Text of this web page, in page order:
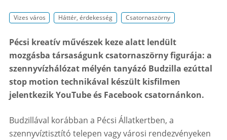
Vizes város Háttér, érdekesség Csatornaszörny
Pécsi kreatív művészek keze alatt lendült
mozgásba társaságunk csatornaszörny figurája: a
szennyvízhálózat mélyén tanyázó Budzilla ezúttal
stop motion technikával készült kisfilmen
jelentkezik YouTube és Facebook csatornánkon.
Budzillával korábban a Pécsi Állatkertben, a
szennyvíztisztító telepen vagy városi rendezvényeken